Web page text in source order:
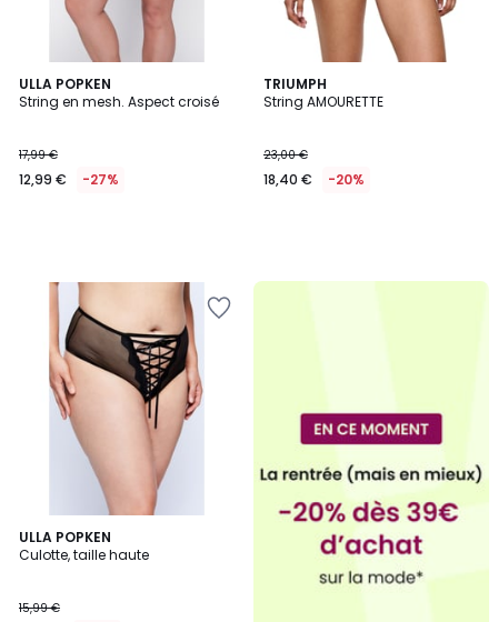
ULLA POPKEN
String en mesh. Aspect croisé
17,99 €
12,99 € -27%
TRIUMPH
String AMOURETTE
23,00 €
18,40 € -20%
ULLA POPKEN
Culotte, taille haute
15,99 €